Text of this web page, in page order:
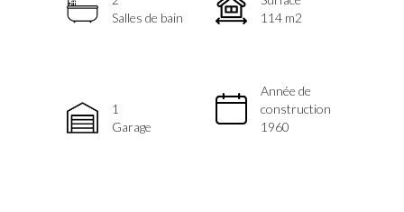
Salles de bain
114 m2
1
Garage
Année de
construction
1960